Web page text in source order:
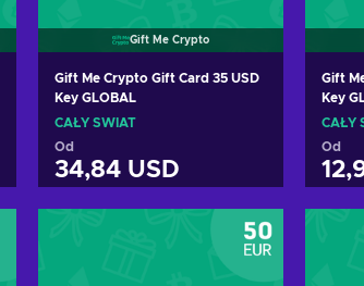
Gift Me Crypto
Gift Me Crypto Gift Card 35 USD
Key GLOBAL
CAŁY ŚWIAT
Od
34,84 USD
Dodaj do koszyka
Zobacz oferty
Gift
Key
CAŁY
Od